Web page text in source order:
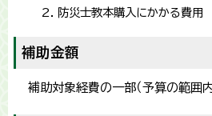
防災士教本購入にかかる費用
補助金額
補助対象経費の一部（予算の範囲